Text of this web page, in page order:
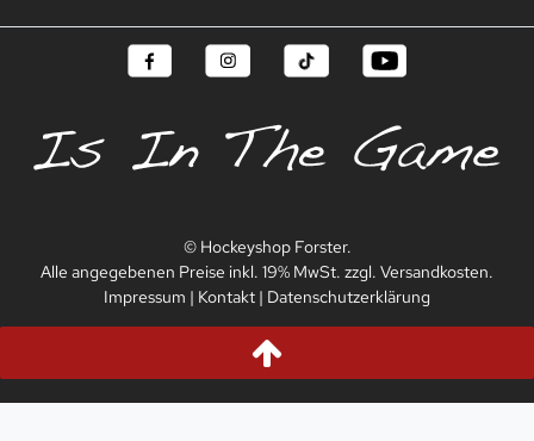
© Hockeyshop Forster.
Alle angegebenen Preise inkl. 19% MwSt. zzgl. Versandkosten.
Impressum | Kontakt | Datenschutzerklärung